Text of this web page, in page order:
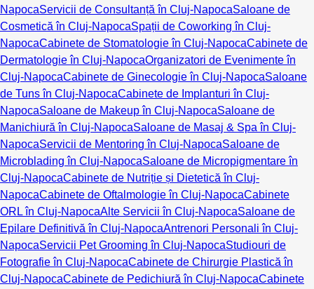
NapocaServicii de Consultanță în Cluj-NapocaSaloane de
Cosmetică în Cluj-NapocaSpații de Coworking în Cluj-
NapocaCabinete de Stomatologie în Cluj-NapocaCabinete de
Dermatologie în Cluj-NapocaOrganizatori de Evenimente în
Cluj-NapocaCabinete de Ginecologie în Cluj-NapocaSaloane
de Tuns în Cluj-NapocaCabinete de Implanturi în Cluj-
NapocaSaloane de Makeup în Cluj-NapocaSaloane de
Manichiură în Cluj-NapocaSaloane de Masaj & Spa în Cluj-
NapocaServicii de Mentoring în Cluj-NapocaSaloane de
Microblading în Cluj-NapocaSaloane de Micropigmentare în
Cluj-NapocaCabinete de Nutriție și Dietetică în Cluj-
NapocaCabinete de Oftalmologie în Cluj-NapocaCabinete
ORL în Cluj-NapocaAlte Servicii în Cluj-NapocaSaloane de
Epilare Definitivă în Cluj-NapocaAntrenori Personali în Cluj-
NapocaServicii Pet Grooming în Cluj-NapocaStudiouri de
Fotografie în Cluj-NapocaCabinete de Chirurgie Plastică în
Cluj-NapocaCabinete de Pedichiură în Cluj-NapocaCabinete